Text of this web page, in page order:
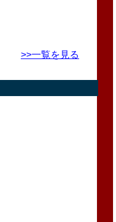
>>一覧を見る